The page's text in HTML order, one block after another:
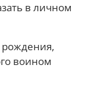
в личном
рождения,
воином